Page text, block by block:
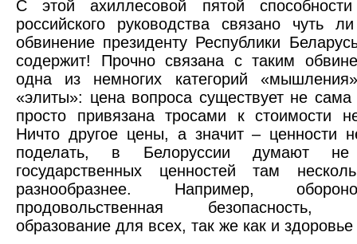
С этой ахиллесовой пятой
российского руководства связано чуть
обвинение президенту Республики
содержит! Прочно связана с таким
одна из немногих категорий
«элиты»: цена вопроса существует не
просто привязана тросами к стоимости
Ничто другое цены, а значит – ценности
поделать, в Белоруссии думают
государственных ценностей там
разнообразнее. Например,
продовольственная безопасность,
образование для всех, так же как и